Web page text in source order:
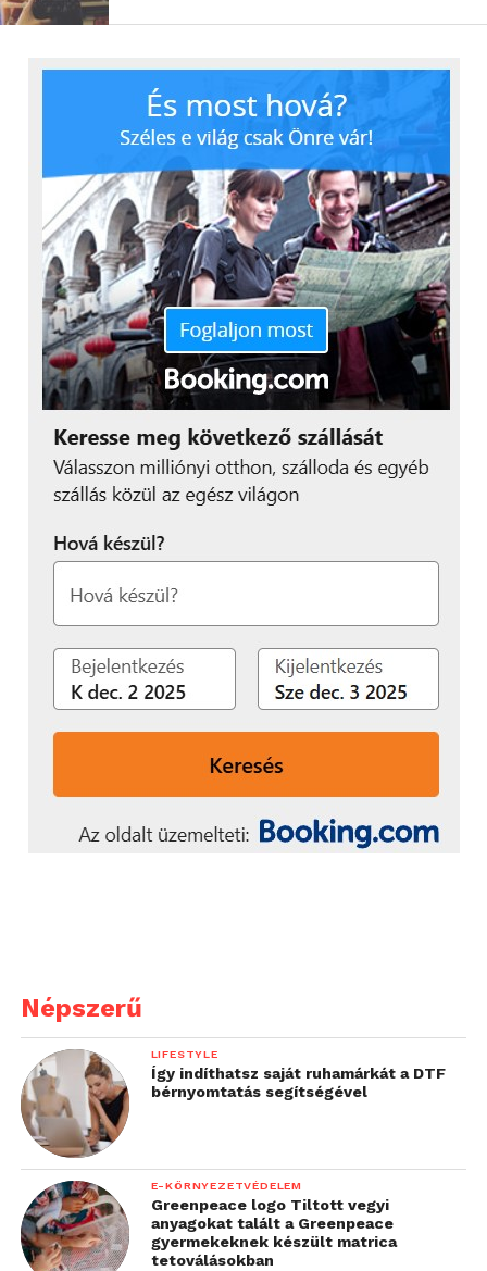
Népszerű
LIFESTYLE
Így indíthatsz saját ruhamárkát a DTF
bérnyomtatás segítségével
E-KÖRNYEZETVÉDELEM
Greenpeace logo Tiltott vegyi
anyagokat talált a Greenpeace
gyermekeknek készült matrica
tetoválásokban